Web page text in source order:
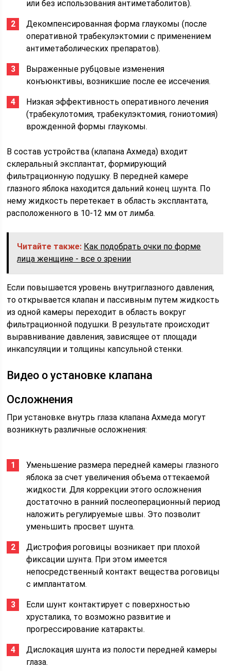
или без использования антиметаболитов).
Декомпенсированная форма глаукомы (после
оперативной трабекулэктомии с применением
антиметаболических препаратов).
Выраженные рубцовые изменения
конъюнктивы, возникшие после ее иссечения.
Низкая эффективность оперативного лечения
(трабекулотомия, трабекулэктомия, гониотомия)
врожденной формы глаукомы.
В состав устройства (клапана Ахмеда) входит
склеральный эксплантат, формирующий
фильтрационную подушку. В передней камере
глазного яблока находится дальний конец шунта. По
нему жидкость перетекает в область эксплантата,
расположенного в 10-12 мм от лимба.
Читайте также: Как подобрать очки по форме
лица женщине - все о зрении
Если повышается уровень внутриглазного давления,
то открывается клапан и пассивным путем жидкость
из одной камеры переходит в область вокруг
фильтрационной подушки. В результате происходит
выравнивание давления, зависящее от площади
инкапсуляции и толщины капсульной стенки.
Видео о установке клапана
Осложнения
При установке внутрь глаза клапана Ахмеда могут
возникнуть различные осложнения:
Уменьшение размера передней камеры глазного
яблока за счет увеличения объема оттекаемой
жидкости. Для коррекции этого осложнения
достаточно в ранний послеоперационный период
наложить регулируемые швы. Это позволит
уменьшить просвет шунта.
Дистрофия роговицы возникает при плохой
фиксации шунта. При этом имеется
непосредственный контакт вещества роговицы
с имплантатом.
Если шунт контактирует с поверхностью
хрусталика, то возможно развитие и
прогрессирование катаракты.
Дислокация шунта из полости передней камеры
глаза.